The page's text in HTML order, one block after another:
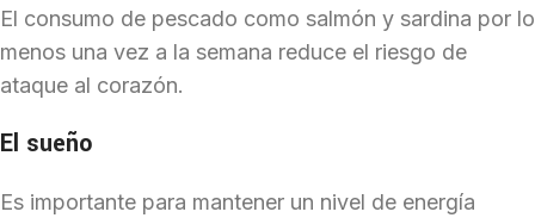
El consumo de pescado como salmón y sardina por lo
menos una vez a la semana reduce el riesgo de
ataque al corazón.
El sueño
Es importante para mantener un nivel de energía